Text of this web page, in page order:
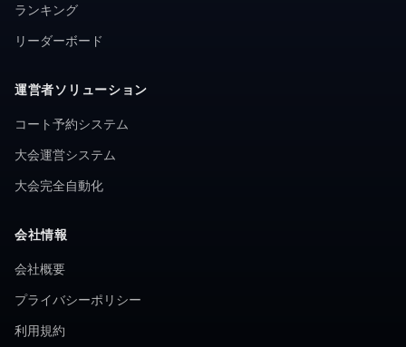
ランキング
リーダーボード
運営者ソリューション
コート予約システム
大会運営システム
大会完全自動化
会社情報
会社概要
プライバシーポリシー
利用規約